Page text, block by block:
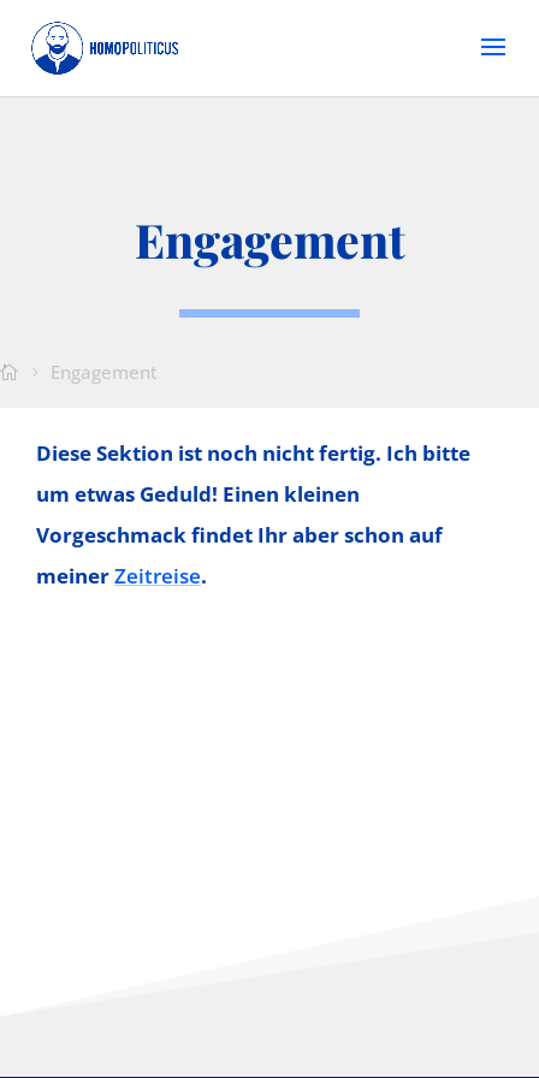
Engagement
Engagement
Diese Sektion ist noch nicht fertig. Ich bitte
um etwas Geduld! Einen kleinen
Vorgeschmack findet Ihr aber schon auf
meinerZeitreise.